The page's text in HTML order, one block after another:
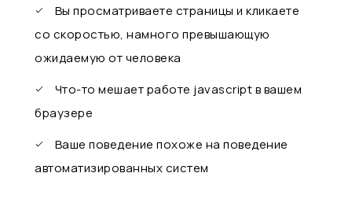
Вы просматриваете страницы и кликаете
со скоростью, намного превышающую
ожидаемую от человека
Что-то мешает работе javascript в вашем
браузере
Ваше поведение похоже на поведение
автоматизированных систем